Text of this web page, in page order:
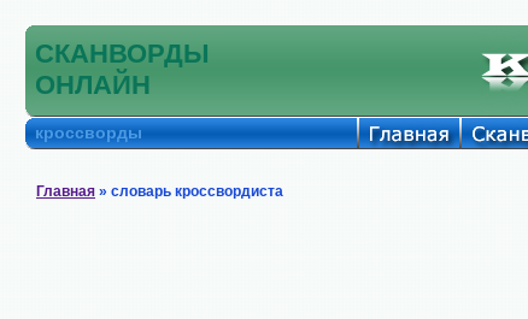
СКАНВОРДЫ
ОНЛАЙН
кроссворды
Главная » словарь кроссвордиста